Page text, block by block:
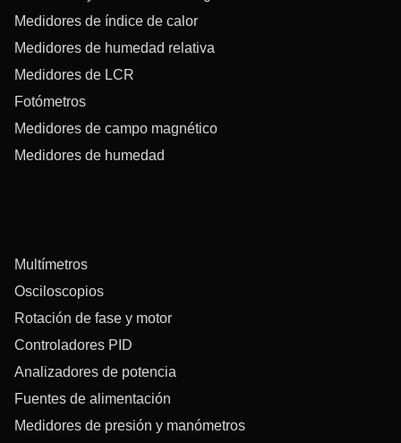
Medidores de índice de calor
Medidores de humedad relativa
Medidores de LCR
Fotómetros
Medidores de campo magnético
Medidores de humedad
Multímetros
Osciloscopios
Rotación de fase y motor
Controladores PID
Analizadores de potencia
Fuentes de alimentación
Medidores de presión y manómetros